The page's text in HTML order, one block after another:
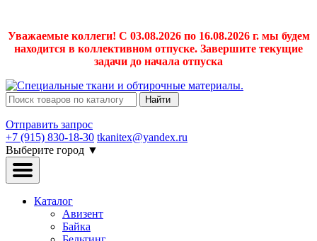
Уважаемые коллеги! С 03.08.2026 по 16.08.2026 г. мы будем
находится в коллективном отпуске. Завершите текущие
задачи до начала отпуска
Найти
Отправить запрос
+7 (915) 830-18-30 tkanitex@yandex.ru
Выберите город ▼
Каталог
Авизент
Байка